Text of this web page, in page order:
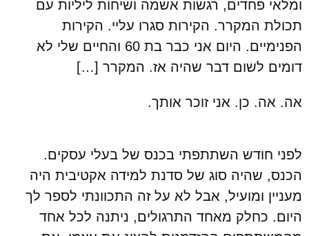
ומלאי פחדים, רגשות אשמה ושיחות ליליות עם
תכולת המקרר. הקירות סגרו עליי. הקירות
הפנימיים. היום אני כבר בת 60 והחיים שלי לא
דומים לשום דבר שהיה אז. המקרר […]
אה. אה. כן. אני זוכר אותך.
לפני חודש השתתפתי בכנס של בעלי עסקים.
הכנס, שהיה סוג של סדנת למידה אקטיבית היה
מעניין ומועיל, אבל לא על זה התכוונתי לספר לך
היום. כחלק מאחד התרגולים, ניתנה לכל אחד